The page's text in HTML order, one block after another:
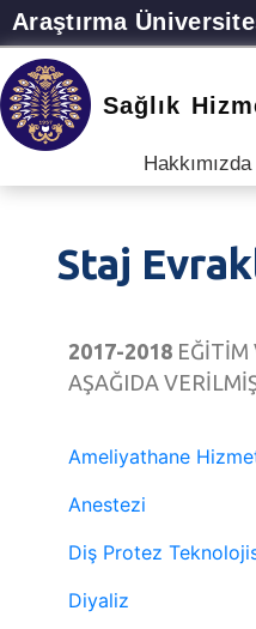
Araştırma
Sağlık
Hakkımızda
Staj
2017-2018 EĞİTİM
AŞAĞIDA
Ameliyathane
Anestezi
Diş Protez
Diyaliz